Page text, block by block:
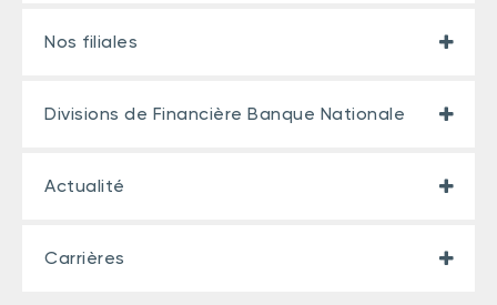
Nos filiales
Divisions de Financière Banque Nationale
Actualité
Carrières